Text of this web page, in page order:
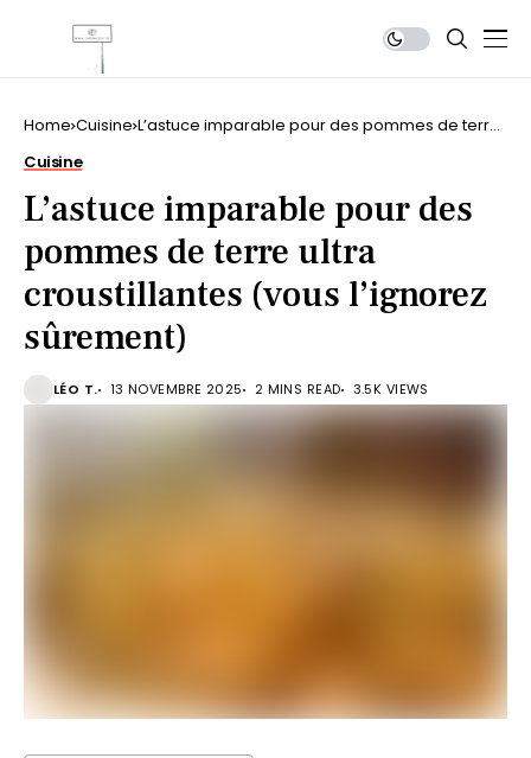
Home Cuisine L’astuce imparable pour des pommes de terre
Cuisine
L’astuce imparable pour des
pommes de terre ultra
croustillantes (vous l’ignorez
sûrement)
LÉO T. 13 NOVEMBRE 2025 2 MINS READ 3.5K VIEWS